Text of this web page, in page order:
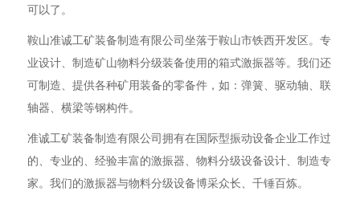
可以了。
鞍山准诚工矿装备制造有限公司坐落于鞍山市铁西开发区。专
业设计、制造矿山物料分级装备使用的箱式激振器等。我们还
可制造、提供各种矿用装备的零备件，如：弹簧、驱动轴、联
轴器、横梁等钢构件。
准诚工矿装备制造有限公司拥有在国际型振动设备企业工作过
的、专业的、经验丰富的激振器、物料分级设备设计、制造专
家。我们的激振器与物料分级设备博采众长、千锤百炼。